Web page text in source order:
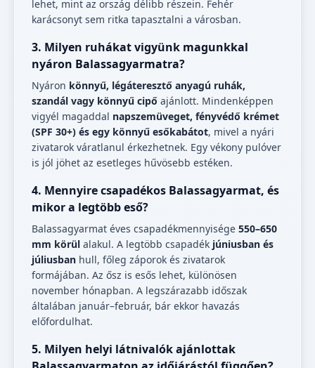
lehet, mint az ország délibb részein. Fehér
karácsonyt sem ritka tapasztalni a városban.
3. Milyen ruhákat vigyünk magunkkal
nyáron Balassagyarmatra?
Nyáron könnyű, légáteresztő anyagú ruhák,
szandál vagy könnyű cipő ajánlott. Mindenképpen
vigyél magaddal napszemüveget, fényvédő krémet
(SPF 30+) és egy könnyű esőkabátot, mivel a nyári
zivatarok váratlanul érkezhetnek. Egy vékony pulóver
is jól jöhet az esetleges hűvösebb estéken.
4. Mennyire csapadékos Balassagyarmat, és
mikor a legtöbb eső?
Balassagyarmat éves csapadékmennyisége 550–650
mm körül alakul. A legtöbb csapadék júniusban és
júliusban hull, főleg záporok és zivatarok
formájában. Az ősz is esős lehet, különösen
november hónapban. A legszárazabb időszak
általában január–február, bár ekkor havazás
előfordulhat.
5. Milyen helyi látnivalók ajánlottak